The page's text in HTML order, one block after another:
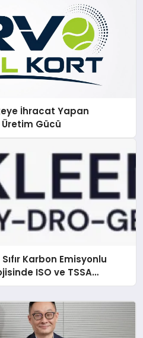
İhracat Yapan
Gücü
Karbon Emisyonlu
ISO ve TSSA